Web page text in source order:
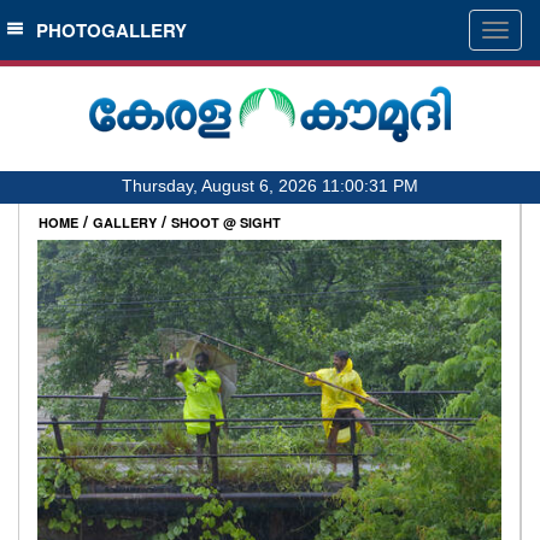
SECTIONS
HOME
NOTIFIED NEWS
POLL
KERALA
LOCAL
OBITUARY
NEWS 360
PHOTOGALLERY
Thursday, August 6, 2026 11:00:33 PM
HOME / GALLERY / SHOOT @ SIGHT